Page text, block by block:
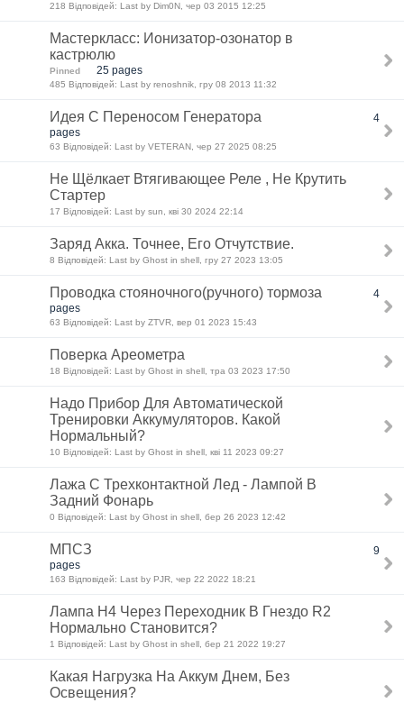
218 Відповідей: Last by Dim0N, чер 03 2015 12:25
Мастеркласс: Ионизатор-озонатор в
кастрюлю
Pinned 25 pages
485 Відповідей: Last by renoshnik, гру 08 2013 11:32
Идея С Переносом Генератора
4
pages
63 Відповідей: Last by VETERAN, чер 27 2025 08:25
Не Щёлкает Втягивающее Реле , Не Крутить
Стартер
17 Відповідей: Last by sun, кві 30 2024 22:14
Заряд Акка. Точнее, Его Отчутствие.
8 Відповідей: Last by Ghost in shell, гру 27 2023 13:05
Проводка стояночного(ручного) тормоза
4
pages
63 Відповідей: Last by ZTVR, вер 01 2023 15:43
Поверка Ареометра
18 Відповідей: Last by Ghost in shell, тра 03 2023 17:50
Надо Прибор Для Автоматической
Тренировки Аккумуляторов. Какой
Нормальный?
10 Відповідей: Last by Ghost in shell, кві 11 2023 09:27
Лажа С Трехконтактной Лед - Лампой В
Задний Фонарь
0 Відповідей: Last by Ghost in shell, бер 26 2023 12:42
МПСЗ
9
pages
163 Відповідей: Last by PJR, чер 22 2022 18:21
Лампа Н4 Через Переходник В Гнездо R2
Нормально Становится?
1 Відповідей: Last by Ghost in shell, бер 21 2022 19:27
Какая Нагрузка На Аккум Днем, Без
Освещения?